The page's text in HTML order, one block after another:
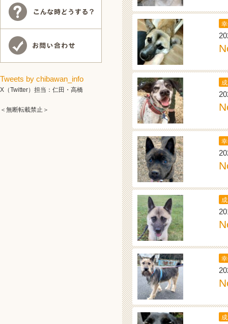
Tweets by chibawan_info
X（Twitter）担当：仁田・高橋
＜無断転載禁止＞